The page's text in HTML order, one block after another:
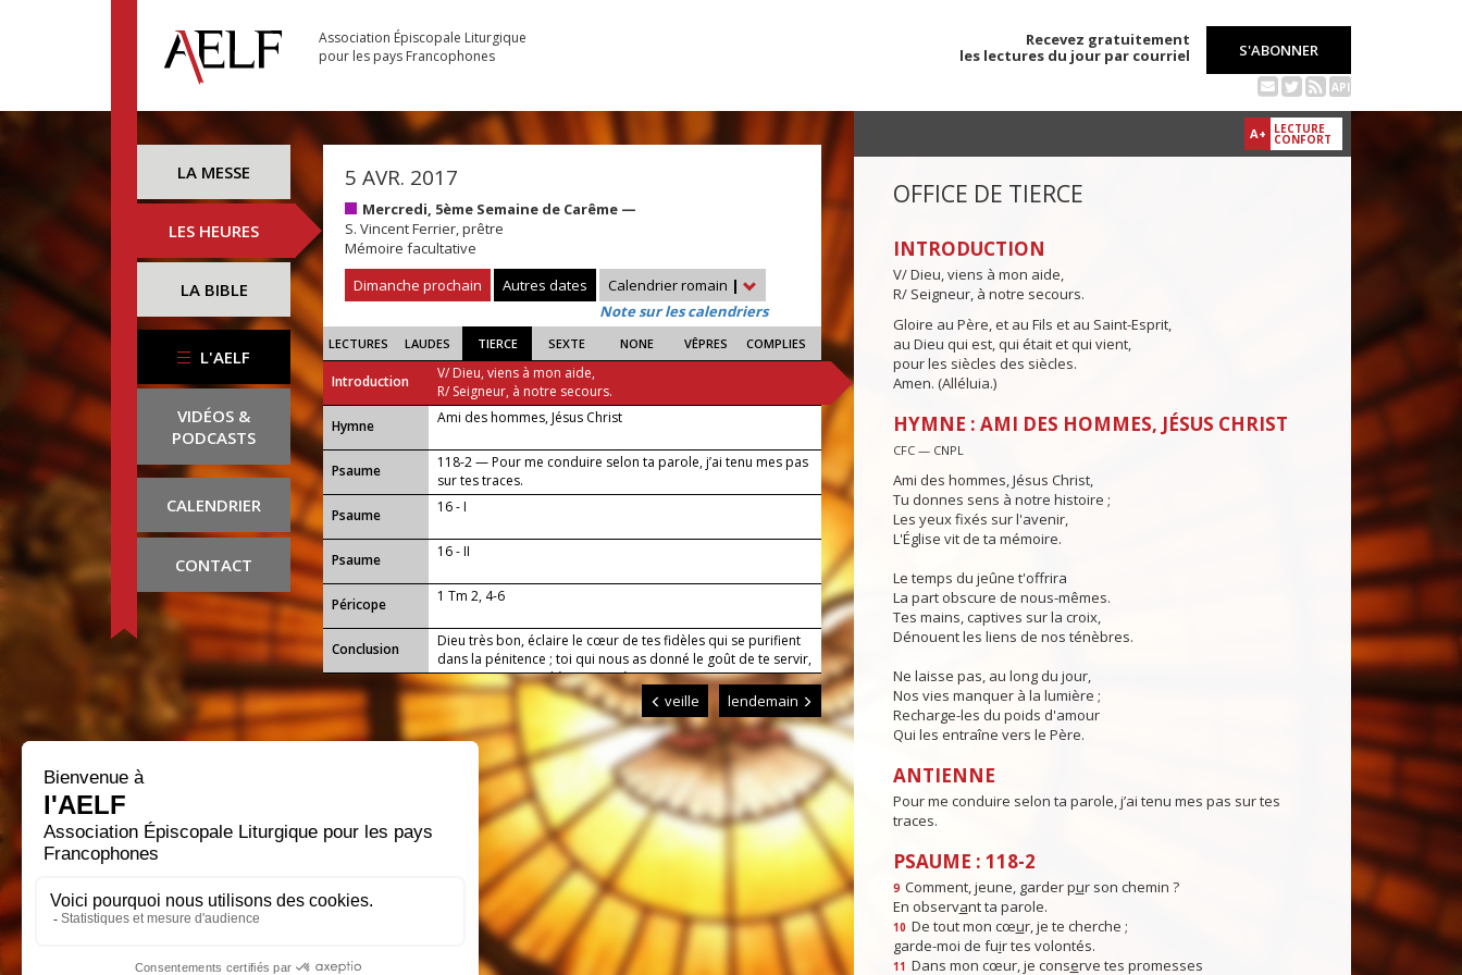
Association Épiscopale Liturgique
pour les pays Francophones
Recevez gratuitement
les lectures du jour par courriel
S'ABONNER
API
LA MESSE
LES HEURES
LA BIBLE
L'AELF
VIDÉOS &
PODCASTS
CALENDRIER
CONTACT
5 AVR. 2017
Mercredi, 5ème Semaine de Carême —
S. Vincent Ferrier, prêtre
Mémoire facultative
Dimanche prochain
Autres dates Calendrier romain |
Note sur les calendriers
LECTURES LAUDES TIERCE SEXTE NONE VÊPRES COMPLIES
Introduction
V/ Dieu, viens à mon aide,
R/ Seigneur, à notre secours.
...
Hymne Ami des hommes, Jésus Christ
Psaume
118-2 — Pour me conduire selon ta parole, j’ai tenu mes pas
sur tes traces.
Psaume
16 - I
Psaume 16 - II
Péricope 1 Tm 2, 4-6
Conclusion
Dieu très bon, éclaire le cœur de tes fidèles qui se purifient
dans la pénitence ; toi qui nous as donné le goût de te servir,
ne reste pas sourd à notre prière.
veille lendemain
A+ LECTURE
CONFORT
OFFICE DE TIERCE
INTRODUCTION
V/ Dieu, viens à mon aide,
R/ Seigneur, à notre secours.
Gloire au Père, et au Fils et au Saint-Esprit,
au Dieu qui est, qui était et qui vient,
pour les siècles des siècles.
Amen. (Alléluia.)
HYMNE : AMI DES HOMMES, JÉSUS CHRIST
CFC — CNPL
Ami des hommes, Jésus Christ,
Tu donnes sens à notre histoire ;
Les yeux fixés sur l'avenir,
L'Église vit de ta mémoire.
Le temps du jeûne t'offrira
La part obscure de nous-mêmes.
Tes mains, captives sur la croix,
Dénouent les liens de nos ténèbres.
Ne laisse pas, au long du jour,
Nos vies manquer à la lumière ;
Recharge-les du poids d'amour
Qui les entraîne vers le Père.
ANTIENNE
Pour me conduire selon ta parole, j’ai tenu mes pas sur tes
traces.
PSAUME : 118-2
9 Comment, jeune, garder pur son chemin ?
En observant ta parole.
10 De tout mon cœur, je te cherche ;
garde-moi de fuir tes volontés.
11 Dans mon cœur, je conserve tes promesses